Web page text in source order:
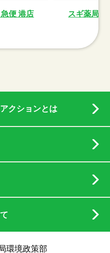
便 港店 スギ薬局中
クションとは
環境政策部